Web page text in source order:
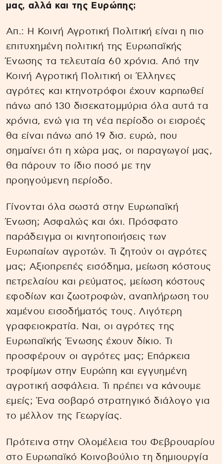
μας, αλλά και της Ευρώπης;
Απ.: Η Κοινή Αγροτική Πολιτική είναι η πιο
επιτυχημένη πολιτική της Ευρωπαϊκής
Ένωσης τα τελευταία 60 χρόνια. Από την
Κοινή Αγροτική Πολιτική οι Έλληνες
αγρότες και κτηνοτρόφοι έχουν καρπωθεί
πάνω από 130 δισεκατομμύρια όλα αυτά τα
χρόνια, ενώ για τη νέα περίοδο οι εισροές
θα είναι πάνω από 19 δισ. ευρώ, που
σημαίνει ότι η χώρα μας, οι παραγωγοί μας,
θα πάρουν το ίδιο ποσό με την
προηγούμενη περίοδο.
Γίνονται όλα σωστά στην Ευρωπαϊκή
Ένωση; Ασφαλώς και όχι. Πρόσφατο
παράδειγμα οι κινητοποιήσεις των
Ευρωπαίων αγροτών. Τι ζητούν οι αγρότες
μας; Αξιοπρεπές εισόδημα, μείωση κόστους
πετρελαίου και ρεύματος, μείωση κόστους
εφοδίων και ζωοτροφών, αναπλήρωση του
χαμένου εισοδήματός τους. Λιγότερη
γραφειοκρατία. Ναι, οι αγρότες της
Ευρωπαϊκής Ένωσης έχουν δίκιο. Τι
προσφέρουν οι αγρότες μας; Επάρκεια
τροφίμων στην Ευρώπη και εγγυημένη
αγροτική ασφάλεια. Τι πρέπει να κάνουμε
εμείς; Ένα σοβαρό στρατηγικό διάλογο για
το μέλλον της Γεωργίας.
Πρότεινα στην Ολομέλεια του Φεβρουαρίου
στο Ευρωπαϊκό Κοινοβούλιο τη δημιουργία